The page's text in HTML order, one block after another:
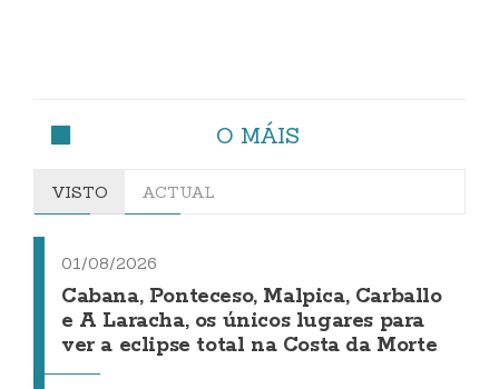
O MÁIS
VISTO ACTUAL
01/08/2026
Cabana, Ponteceso, Malpica, Carballo
e A Laracha, os únicos lugares para
ver a eclipse total na Costa da Morte